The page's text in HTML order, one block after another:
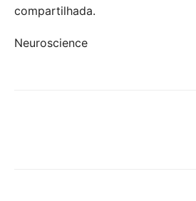
compartilhada.
Neuroscience